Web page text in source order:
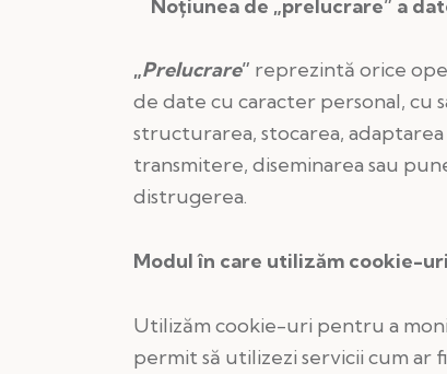
Noțiunea de „prelucrare” a
„Prelucrare” reprezintă orice
de date cu caracter personal, cu
structurarea, stocarea,
transmitere, diseminarea sau
distrugerea.
Modul în care utilizăm cookie-uri
Utilizăm cookie-uri pentru a
permit să utilizezi servicii cum